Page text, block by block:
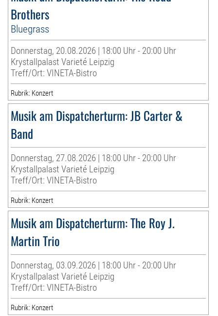
Brothers
Bluegrass
Donnerstag, 20.08.2026 | 18:00 Uhr - 20:00 Uhr
Krystallpalast Varieté Leipzig
Treff/Ort: VINETA-Bistro
Rubrik: Konzert
Musik am Dispatcherturm: JB Carter &
Band
Donnerstag, 27.08.2026 | 18:00 Uhr - 20:00 Uhr
Krystallpalast Varieté Leipzig
Treff/Ort: VINETA-Bistro
Rubrik: Konzert
Musik am Dispatcherturm: The Roy J.
Martin Trio
Donnerstag, 03.09.2026 | 18:00 Uhr - 20:00 Uhr
Krystallpalast Varieté Leipzig
Treff/Ort: VINETA-Bistro
Rubrik: Konzert